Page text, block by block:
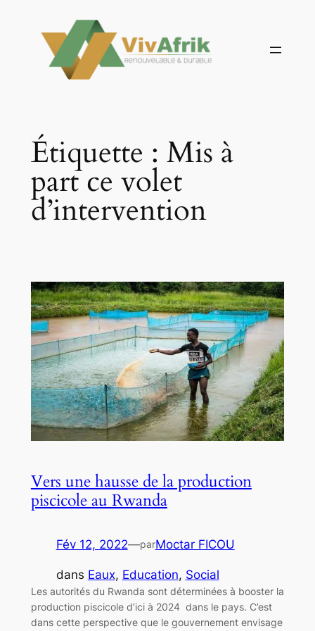
contenu
Étiquette : Mis à
part ce volet
d’intervention
Vers une hausse de la production
piscicole au Rwanda
Fév 12, 2022—parMoctar FICOU
dans Eaux, Education, Social
Les autorités du Rwanda sont déterminées à booster la
production piscicole d’ici à 2024 dans le pays. C’est
dans cette perspective que le gouvernement envisage